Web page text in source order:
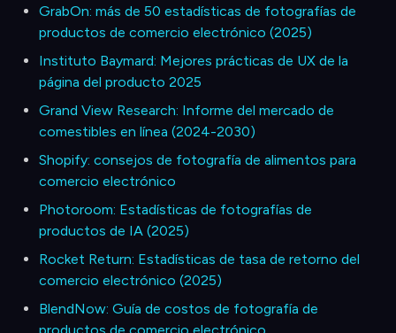
GrabOn: más de 50 estadísticas de fotografías de
productos de comercio electrónico (2025)
Instituto Baymard: Mejores prácticas de UX de la
página del producto 2025
Grand View Research: Informe del mercado de
comestibles en línea (2024-2030)
Shopify: consejos de fotografía de alimentos para
comercio electrónico
Photoroom: Estadísticas de fotografías de
productos de IA (2025)
Rocket Return: Estadísticas de tasa de retorno del
comercio electrónico (2025)
BlendNow: Guía de costos de fotografía de